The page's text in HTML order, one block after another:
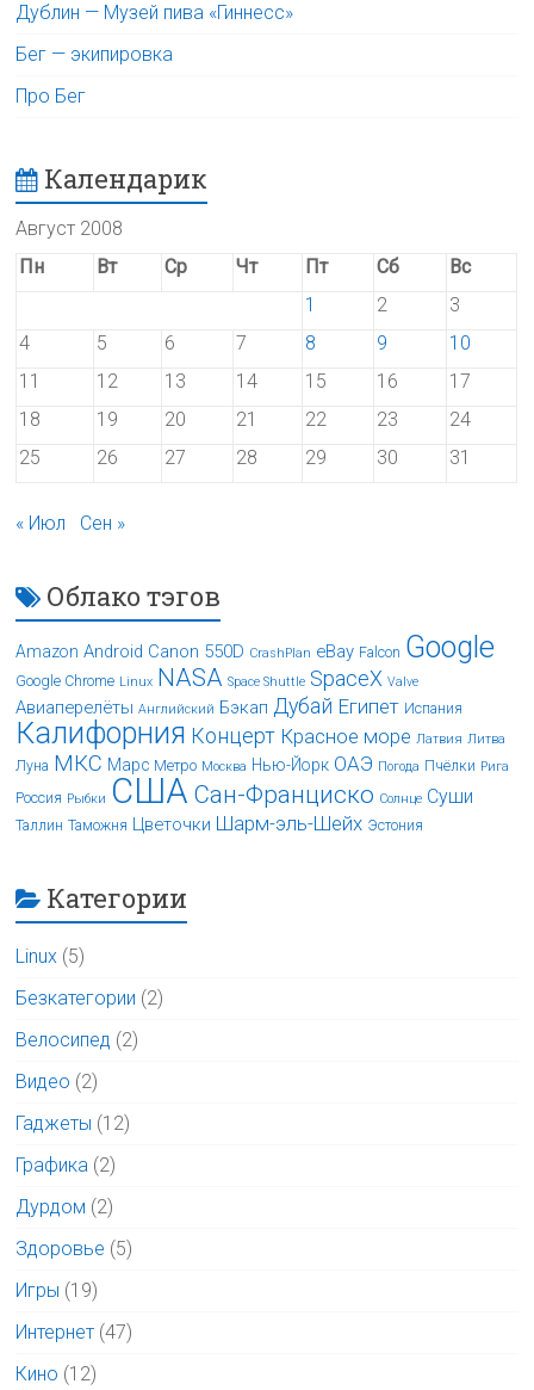
Дублин — Музей пива «Гиннесс»
Бег — экипировка
Про Бег
Календарик
Август 2008
Пн
Вт Ср Чт Пт Сб
Вс
1
2
3
4
5 6 7 8 9
10
11
12 13 14 15 16
17
18
19 20 21 22 23
24
25
26 27 28 29 30 31
« Июл Сен »
Облако тэгов
Amazon Android Canon 550D CrashPlan eBay Falcon Google
Google Chrome Linux NASA Space Shuttle SpaceX Valve
Авиаперелёты Английский Бэкап Дубай Египет Испания
Калифорния Концерт Красное море Латвия Литва
Луна МКС Марс Метро Москва Нью-Йорк ОАЭ Погода Пчёлки Рига
Россия Рыбки США Сан-Франциско Солнце Суши
Таллин Таможня Цветочки Шарм-эль-Шейх Эстония
Категории
Linux (5)
Безкатегории (2)
Велосипед (2)
Видео (2)
Гаджеты (12)
Графика (2)
Дурдом (2)
Здоровье (5)
Игры (19)
Интернет (47)
Кино (12)